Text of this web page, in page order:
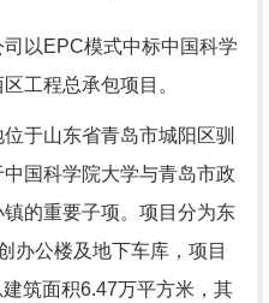
以EPC模式中标中国科学
工程总承包项目。
于山东省青岛市城阳区驯
国科学院大学与青岛市政
的重要子项。项目分为东
办公楼及地下车库，项目
筑面积6.47万平方米，其